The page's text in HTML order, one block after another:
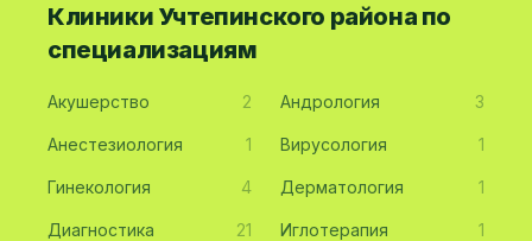
Клиники Учтепинского района по
специализациям
Акушерство 2 Андрология 3
Анестезиология 1 Вирусология 1
Гинекология 4 Дерматология 1
Диагностика 21 Иглотерапия 1